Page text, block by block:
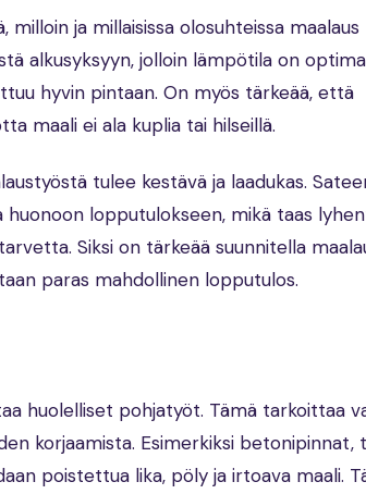
ja millaisissa olosuhteissa maalaus
alkusyksyyn, jolloin lämpötila on
hyvin pintaan. On myös tärkeää, että
maali ei ala kuplia tai hilseillä.
tulee kestävä ja laadukas.
lopputulokseen, mikä taas
Siksi on tärkeää suunnitella
paras mahdollinen lopputulos.
huolelliset pohjatyöt. Tämä tarkoittaa
korjaamista. Esimerkiksi betonipinnat,
poistettua lika, pöly ja irtoava maali.